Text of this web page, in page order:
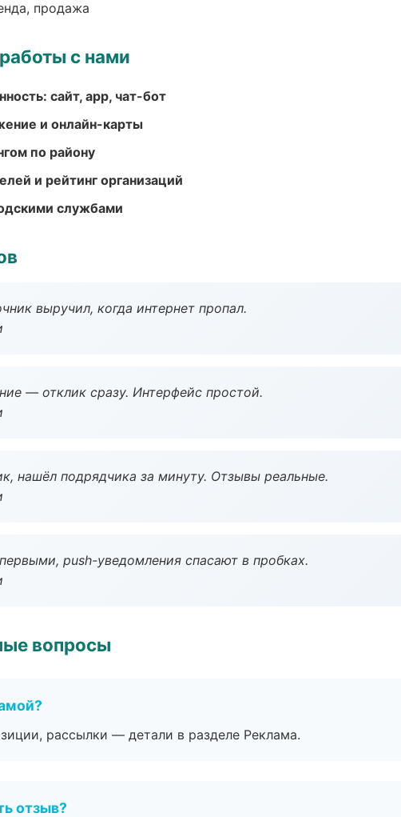
продажа
с нами
сайт, app, чат-бот
и онлайн-карты
по району
и рейтинг организаций
службами
выручил, когда интернет пропал.
— отклик сразу. Интерфейс простой.
нашёл подрядчика за минуту. Отзывы реальные.
push-уведомления спасают в пробках.
вопросы
рассылки — детали в разделе Реклама.
отзыв?